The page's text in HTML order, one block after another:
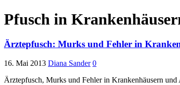
Pfusch in
Ärztepfusch: Murks und Fehler in
16. Mai 2013 Diana Sander 0
Ärztepfusch, Murks und Fehler in Krankenhäusern